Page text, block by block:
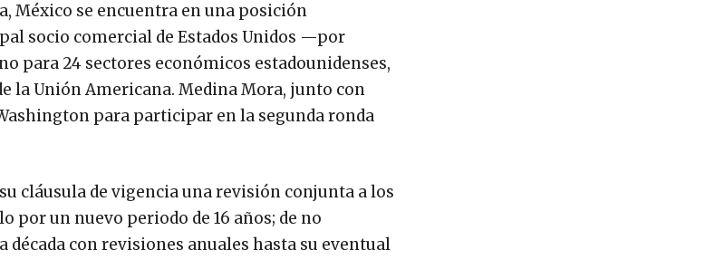
México se encuentra en una posición
socio comercial de Estados Unidos —por
para 24 sectores económicos estadounidenses,
la Unión Americana. Medina Mora, junto con
para participar en la segunda ronda
cláusula de vigencia una revisión conjunta a los
por un nuevo periodo de 16 años; de no
con revisiones anuales hasta su eventual